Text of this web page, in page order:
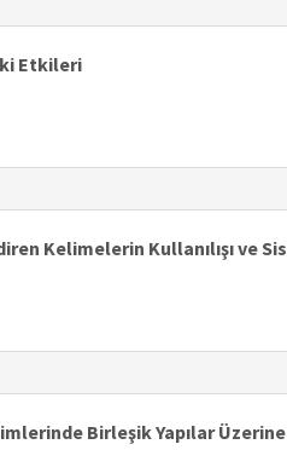
Etkileri
Kelimelerin Kullanılışı ve
Birleşik Yapılar Üzerine